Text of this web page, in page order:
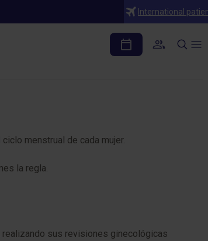
International
menstrual de cada mujer.
la regla.
realizando sus revisiones ginecológicas